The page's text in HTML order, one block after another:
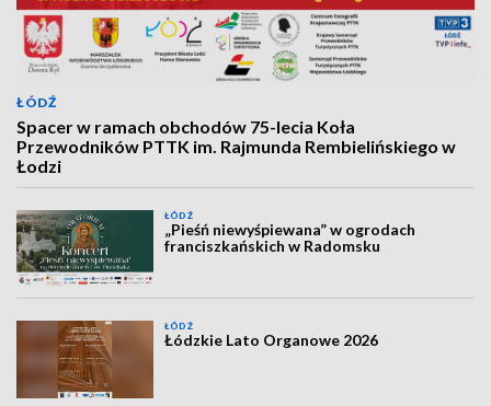
ŁÓDŹ
Spacer w ramach obchodów 75-lecia Koła
Przewodników PTTK im. Rajmunda Rembielińskiego w
Łodzi
ŁÓDŹ
„Pieśń niewyśpiewana” w ogrodach
franciszkańskich w Radomsku
ŁÓDŹ
Łódzkie Lato Organowe 2026